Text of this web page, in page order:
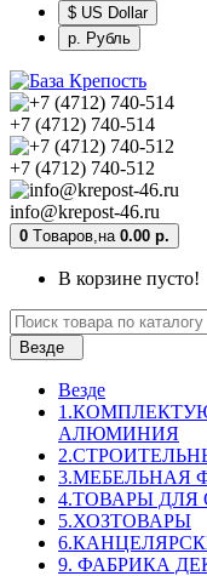
$ US Dollar
р. Рубль
+7 (4712) 740-514
+7 (4712) 740-512
info@krepost-46.ru
0 Tоваров, на 0.00 р.
В корзине пусто!
Везде
Везде
АЛЮМИНИЯ
3.МЕБЕЛЬНАЯ
4.ТОВАРЫ
5.ХОЗТОВАРЫ
9. ФАБРИКА